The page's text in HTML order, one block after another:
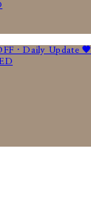
· Daily Update 🤎